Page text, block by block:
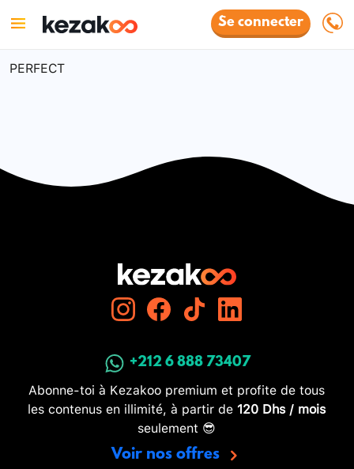
Se connecter
PERFECT
+212 6 888 73407
Abonne-toi à Kezakoo premium et profite de tous
les contenus en illimité, à partir de 120 Dhs / mois
seulement 😎
Voir nos offres